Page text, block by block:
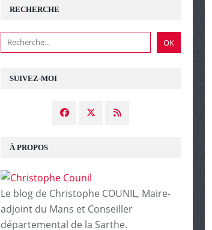
SUIVEZ-MOI
RECHERCHE
À PROPOS
Le blog de Christophe COUNIL, Maire-
adjoint du Mans et Conseiller
départemental de la Sarthe.